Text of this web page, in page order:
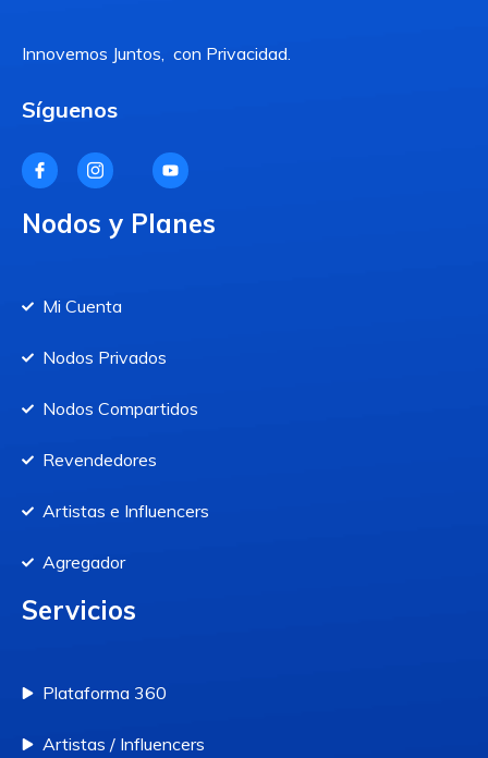
Innovemos Juntos, con Privacidad.
Síguenos
Nodos y Planes
Mi Cuenta
Nodos Privados
Nodos Compartidos
Revendedores
Artistas e Influencers
Agregador
Servicios
Plataforma 360
Artistas / Influencers